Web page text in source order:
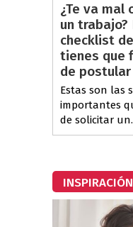
¿Te va mal
un
checklist
tienes que
de postular
Estas son las
importantes
de solicitar
INSPIRACIÓN